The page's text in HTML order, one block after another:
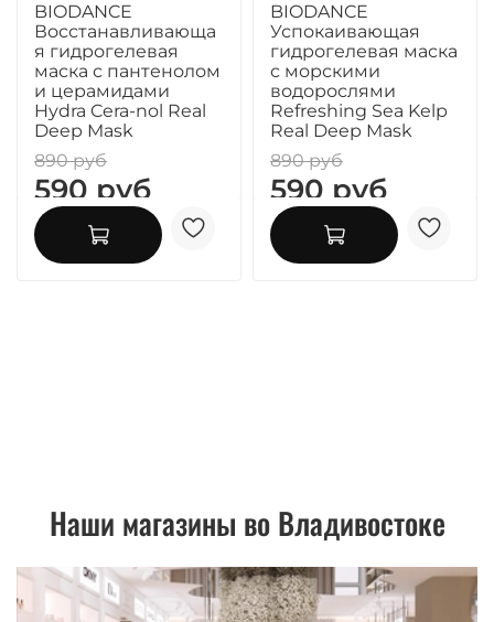
BIODANCE
Восстанавливающа
я гидрогелевая
маска с пантенолом
и церамидами
Hydra Cera-nol Real
Deep Mask
890 руб
590 руб
BIODANCE
Успокаивающая
гидрогелевая маска
с морскими
водорослями
Refreshing Sea Kelp
Real Deep Mask
890 руб
590 руб
Наши магазины во Владивостоке